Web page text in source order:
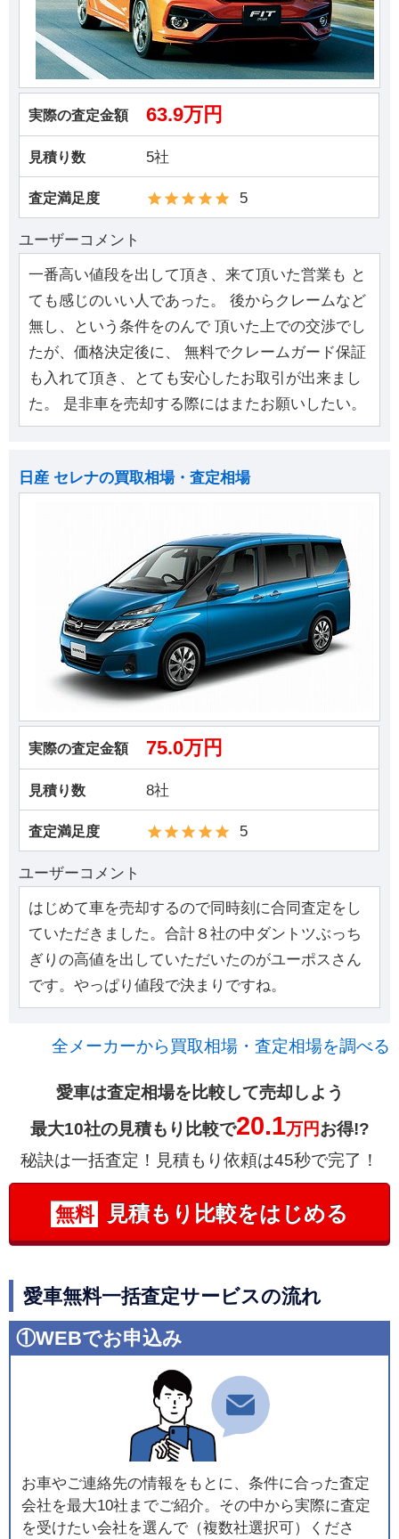
実際の査定金額 63.9万円
見積り数 5社
査定満足度 5
ユーザーコメント
一番高い値段を出して頂き、来て頂いた営業も と
ても感じのいい人であった。 後からクレームなど
無し、という条件をのんで 頂いた上での交渉でし
たが、価格決定後に、 無料でクレームガード保証
も入れて頂き、とても安心したお取引が出来まし
た。 是非車を売却する際にはまたお願いしたい。
日産 セレナの買取相場・査定相場
実際の査定金額 75.0万円
見積り数 8社
査定満足度 5
ユーザーコメント
はじめて車を売却するので同時刻に合同査定をし
ていただきました。合計８社の中ダントツぶっち
ぎりの高値を出していただいたのがユーポスさん
です。やっぱり値段で決まりですね。
全メーカーから買取相場・査定相場を調べる
愛車は査定相場を比較して売却しよう
最大10社の見積もり比較で20.1万円お得!?
秘訣は一括査定！見積もり依頼は45秒で完了！
無料 見積もり比較をはじめる
愛車無料一括査定サービスの流れ
①WEBでお申込み
お車やご連絡先の情報をもとに、条件に合った査定
会社を最大10社までご紹介。その中から実際に査定
を受けたい会社を選んで（複数社選択可）くださ